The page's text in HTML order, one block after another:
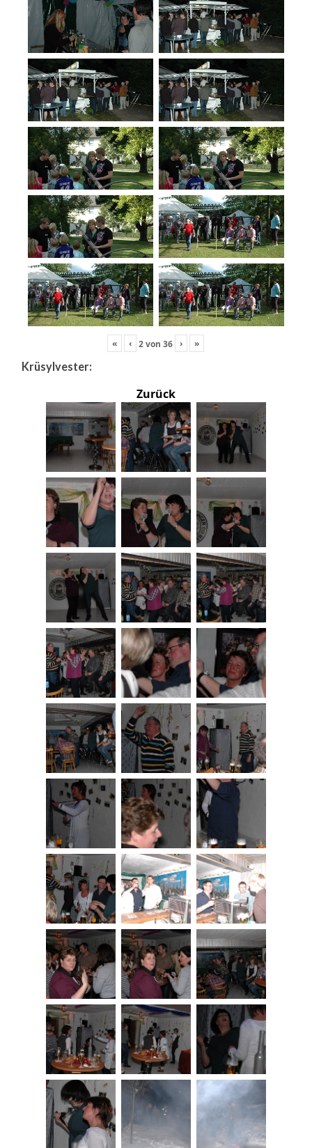
« ‹ 2von36 › »
Krüsylvester:
Zurück